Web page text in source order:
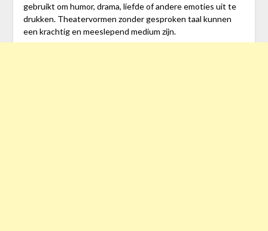
gebruikt om humor, drama, liefde of andere emoties uit te
drukken. Theatervormen zonder gesproken taal kunnen
een krachtig en meeslepend medium zijn.